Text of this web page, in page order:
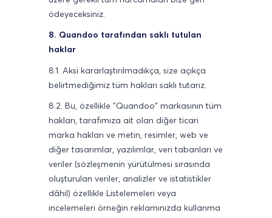
ödeyeceksiniz.
8. Quandoo tarafından saklı tutulan
haklar
8.1. Aksi kararlaştırılmadıkça, size açıkça
belirtmediğimiz tüm hakları saklı tutarız.
8.2. Bu, özellikle "Quandoo" markasının tüm
hakları, tarafımıza ait olan diğer ticari
marka hakları ve metin, resimler, web ve
diğer tasarımlar, yazılımlar, veri tabanları ve
veriler (sözleşmenin yürütülmesi sırasında
oluşturulan veriler, analizler ve istatistikler
dâhil) özellikle Listelemeleri veya
incelemeleri örneğin reklamınızda kullanma